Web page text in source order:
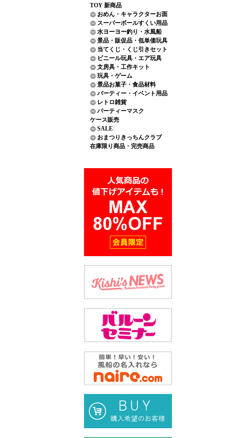
TOY 新商品
おめん・キャラクターお面
スーパーボールすくい用品
水ヨーヨー釣り・水風船
景品・販促品・低単価玩具
当てくじ・くじ引きセット
ビニール玩具・エア玩具
文房具・工作キット
玩具・ゲーム
景品お菓子・食品材料
パーティー・イベント用品
レトロ雑貨
パーティーマスク
ケース販売
SALE
おまつりきっちんクラブ
在庫限り商品・完売商品